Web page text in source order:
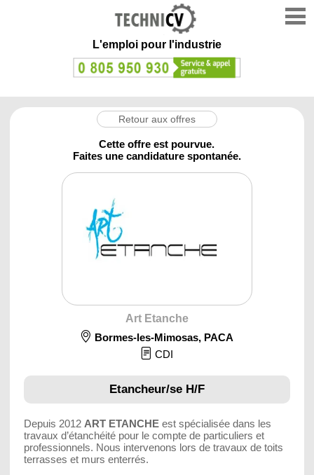
L'emploi pour l'industrie
Retour aux offres
Cette offre est pourvue.
Faites une candidature spontanée.
Art Etanche
Bormes-les-Mimosas, PACA
CDI
Etancheur/se H/F
Depuis 2012 ART ETANCHEest spécialisée dans les
travaux d’étanchéité pour le compte de particuliers et
professionnels. Nous intervenons lors de travaux de toits
terrasses et murs enterrés.